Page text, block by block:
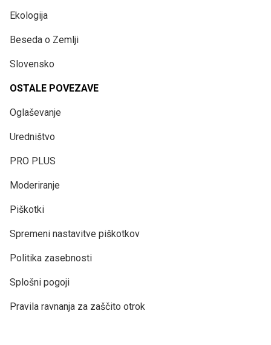
Ekologija
Beseda o Zemlji
Slovensko
OSTALE POVEZAVE
Oglaševanje
Uredništvo
PRO PLUS
Moderiranje
Piškotki
Spremeni nastavitve piškotkov
Politika zasebnosti
Splošni pogoji
Pravila ravnanja za zaščito otrok